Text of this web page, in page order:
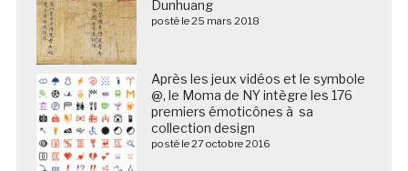
Dunhuang
posté le 25 mars 2018
Après les jeux vidéos et le symbole
@, le Moma de NY intègre les 176
premiers émoticônes à sa
collection design
posté le 27 octobre 2016